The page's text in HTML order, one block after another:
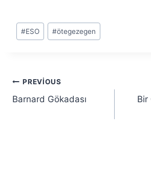
Post
Tags:
#ESO #ötegezegen
Yazı
gezinmesi
PREVIOUS
Barnard Gökadası
Bir